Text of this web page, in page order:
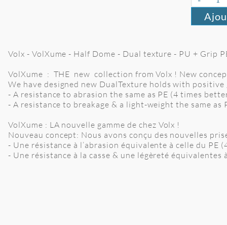
Volx - VolXume - Half Dome - Dual texture - PU + Grip
VolXume : THE new collection from Volx ! New
We have designed new DualTexture holds with
- A resistance to abrasion the same as PE (4 times
- A resistance to breakage & a light-weight the same as
VolXume : LA nouvelle gamme de chez Volx !
Nouveau concept: Nous avons conçu des nouvelles
- Une résistance à l’abrasion équivalente à celle du PE
- Une résistance à la casse & une légèreté équivalentes